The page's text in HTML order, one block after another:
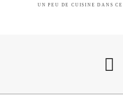
UN PEU DE CUISINE DANS